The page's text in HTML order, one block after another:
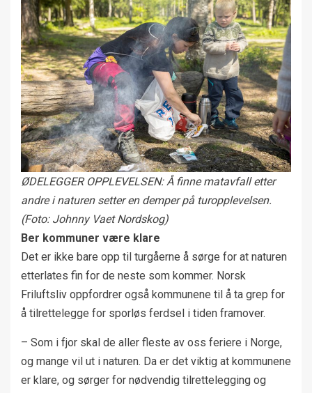
ØDELEGGER OPPLEVELSEN: Å finne matavfall etter
andre i naturen setter en demper på turopplevelsen.
(Foto: Johnny Vaet Nordskog)
Ber kommuner være klare
Det er ikke bare opp til turgåerne å sørge for at naturen
etterlates fin for de neste som kommer. Norsk
Friluftsliv oppfordrer også kommunene til å ta grep for
å tilrettelegge for sporløs ferdsel i tiden framover.
– Som i fjor skal de aller fleste av oss feriere i Norge,
og mange vil ut i naturen. Da er det viktig at kommunene
er klare, og sørger for nødvendig tilrettelegging og